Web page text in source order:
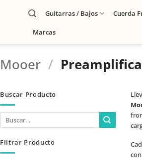
Guitarras / Bajos Cuerda
Marcas
Mooer /
Buscar Producto
Filtrar Producto